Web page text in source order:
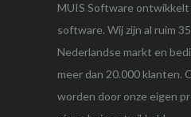
MUIS Software
software. Wij zijn al ruim
Nederlandse markt en
meer dan 20.000 klanten.
worden door onze eigen